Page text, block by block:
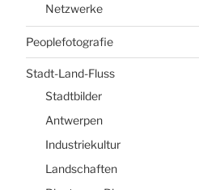
Netzwerke
Peoplefotografie
Stadt-Land-Fluss
Stadtbilder
Antwerpen
Industriekultur
Landschaften